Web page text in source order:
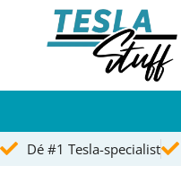
Model S
Dé #1 Tesla-specialist